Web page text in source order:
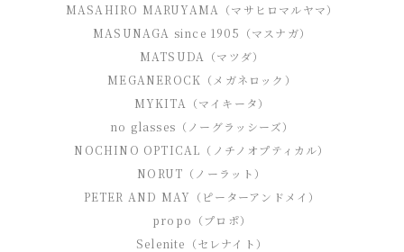
MASAHIRO MARUYAMA（マサヒロマルヤマ）
MASUNAGA since 1905（マスナガ）
MATSUDA（マツダ）
MEGANEROCK（メガネロック）
MYKITA（マイキータ）
no glasses（ノーグラッシーズ）
NOCHINO OPTICAL（ノチノオプティカル）
NORUT（ノーラット）
PETER AND MAY（ピーターアンドメイ）
propo（プロポ）
Selenite（セレナイト）